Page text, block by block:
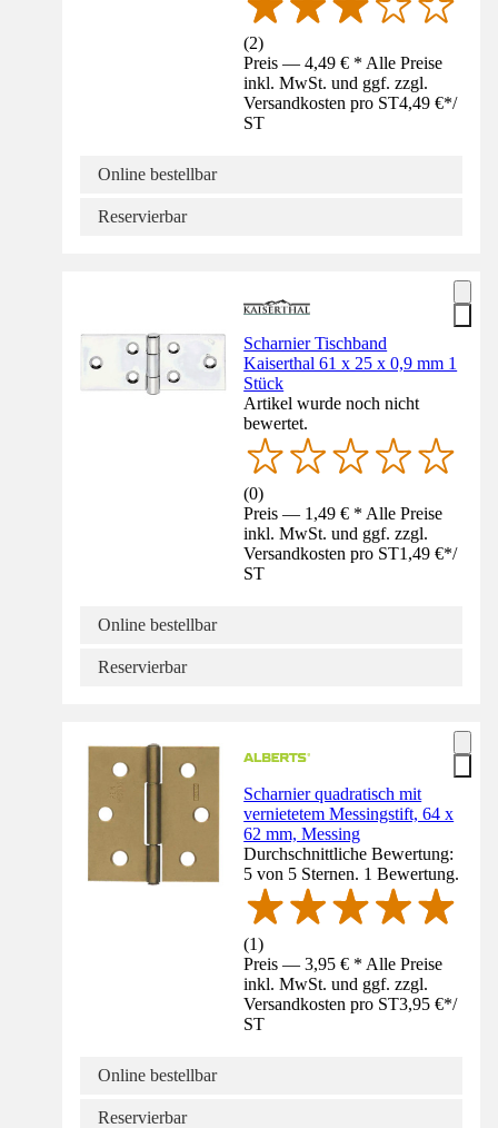
(2)
Preis — 4,49 € * Alle Preise
inkl. MwSt. und ggf. zzgl.
Versandkosten pro ST4,49 €*/
ST
Online bestellbar
Reservierbar
Scharnier Tischband
Kaiserthal 61 x 25 x 0,9 mm 1
Stück
Artikel wurde noch nicht
bewertet.
(0)
Preis — 1,49 € * Alle Preise
inkl. MwSt. und ggf. zzgl.
Versandkosten pro ST1,49 €*/
ST
Online bestellbar
Reservierbar
Scharnier quadratisch mit
vernietetem Messingstift, 64 x
62 mm, Messing
Durchschnittliche Bewertung:
5 von 5 Sternen. 1 Bewertung.
(1)
Preis — 3,95 € * Alle Preise
inkl. MwSt. und ggf. zzgl.
Versandkosten pro ST3,95 €*/
ST
Online bestellbar
Reservierbar